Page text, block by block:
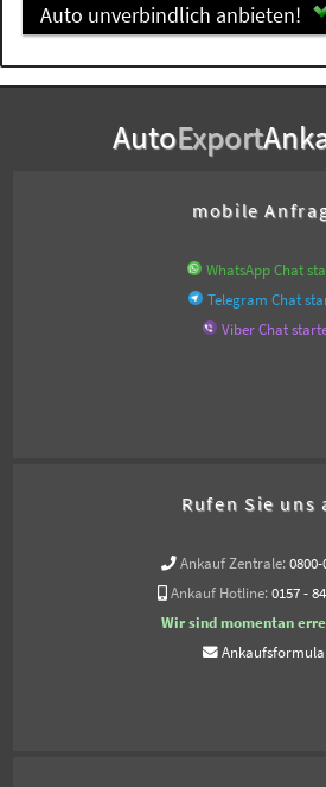
Auto unverbindlich anbieten!
AutoExport
mobile
WhatsApp Chat
Telegram Chat
Viber Chat
Rufen Sie uns
Ankauf Zentrale: 0800-
Ankauf Hotline: 0157 -
Wir sind momentan